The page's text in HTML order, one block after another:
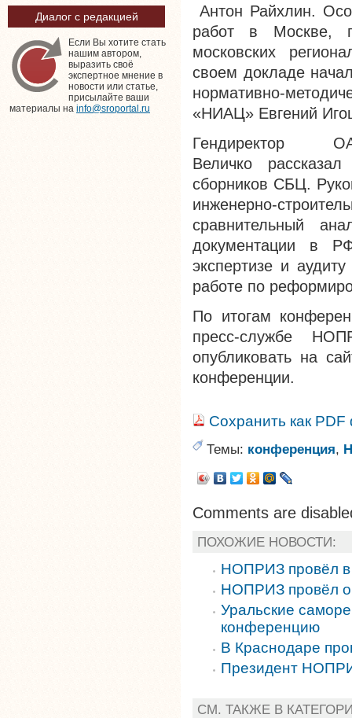
Диалог с редакцией
Если Вы хотите стать
нашим автором,
выразить своё
экспертное мнение в
новости или статье,
присылайте ваши
материалы на info@sroportal.ru
Антон Райхлин.
работ в Москве,
московских
своем докладе
нормативно-
«НИАЦ» Евгений
Гендиректор
Величко
сборников СБЦ.
инженерно-
сравнительный
документации в
экспертизе и
работе по
По итогам
пресс-службе
опубликовать на
конференции.
Сохранить как
Темы: конференция,
Comments are
ПОХОЖИЕ НОВОСТИ:
НОПРИЗ провёл
НОПРИЗ провёл
Уральские
конференцию
В Краснодаре
Президент
СМ. ТАКЖЕ В